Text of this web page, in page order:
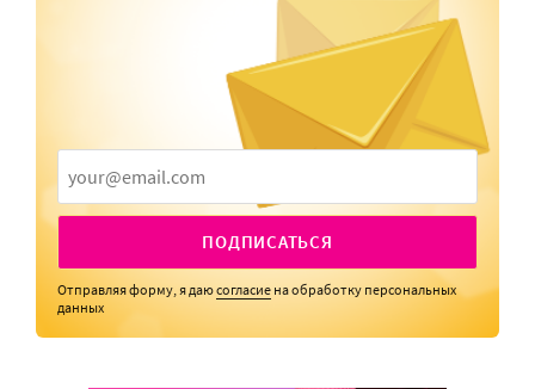
ПОДПИСАТЬСЯ
Отправляя форму, я даюсогласие на обработку персональных
данных